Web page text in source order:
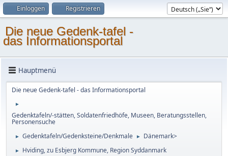
Einloggen Registrieren
Die neue Gedenk-tafel -
das Informationsportal
Hauptmenü
Die neue Gedenk-tafel - das Informationsportal
►
Gedenktafeln/-stätten, Soldatenfriedhöfe, Museen, Beratungsstellen,
Personensuche
► Gedenktafeln/Gedenksteine/Denkmale ► Dänemark>
► Hviding, zu Esbjerg Kommune, Region Syddanmark